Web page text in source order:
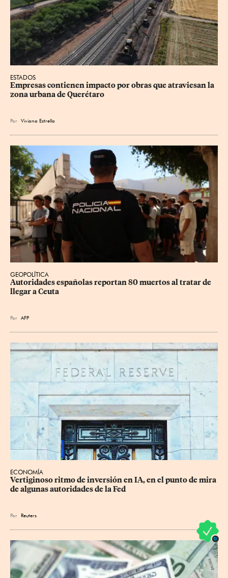
ESTADOS
Empresas contienen impacto por obras que atraviesan la
zona urbana de Querétaro
Por Viviana Estrella
GEOPOLÍTICA
Autoridades españolas reportan 80 muertos al tratar de
llegar a Ceuta
Por AFP
ECONOMÍA
Vertiginoso ritmo de inversión en IA, en el punto de mira
de algunas autoridades de la Fed
Por Reuters